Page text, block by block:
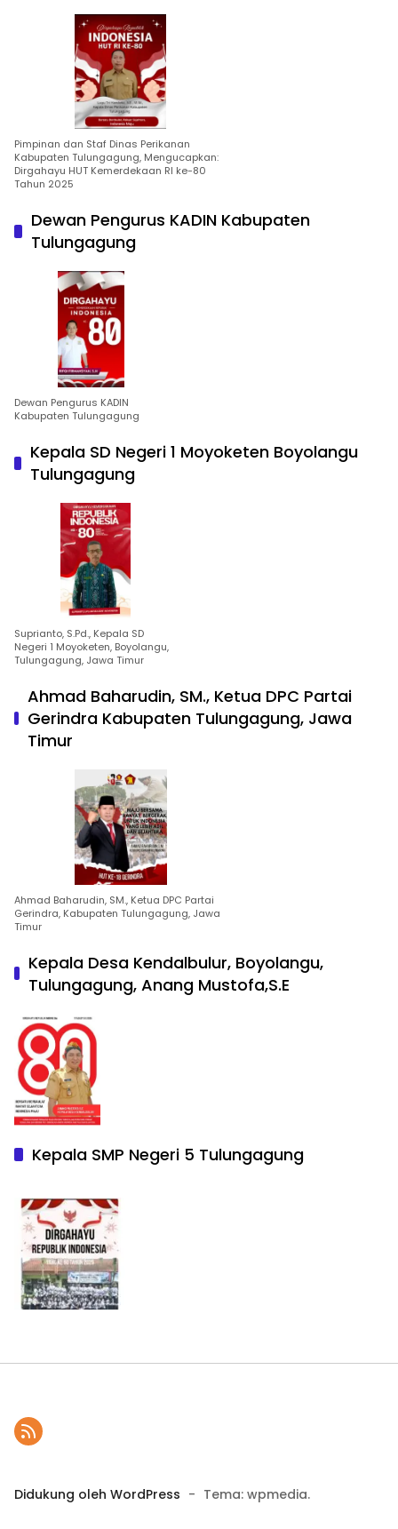
Pimpinan dan Staf Dinas Perikanan
Kabupaten Tulungagung, Mengucapkan:
Dirgahayu HUT Kemerdekaan RI ke-80
Tahun 2025
Dewan Pengurus KADIN Kabupaten
Tulungagung
Dewan Pengurus KADIN
Kabupaten Tulungagung
Kepala SD Negeri 1 Moyoketen Boyolangu
Tulungagung
Suprianto, S.Pd., Kepala SD
Negeri 1 Moyoketen, Boyolangu,
Tulungagung, Jawa Timur
Ahmad Baharudin, SM., Ketua DPC Partai
Gerindra Kabupaten Tulungagung, Jawa
Timur
Ahmad Baharudin, SM., Ketua DPC Partai
Gerindra, Kabupaten Tulungagung, Jawa
Timur
Kepala Desa Kendalbulur, Boyolangu,
Tulungagung, Anang Mustofa,S.E
Kepala SMP Negeri 5 Tulungagung
Didukung oleh WordPress - Tema: wpmedia.